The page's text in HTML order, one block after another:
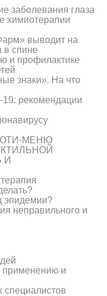
заболевания глаза
химиотерапии
выводит на
в спине
и профилактике
знаки». На что
рекомендации
МЕНЮ
И
эпидемии?
неправильного и
применению и
специалистов